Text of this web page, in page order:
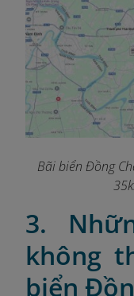
Bãi biển Đồng
3.
không
biển